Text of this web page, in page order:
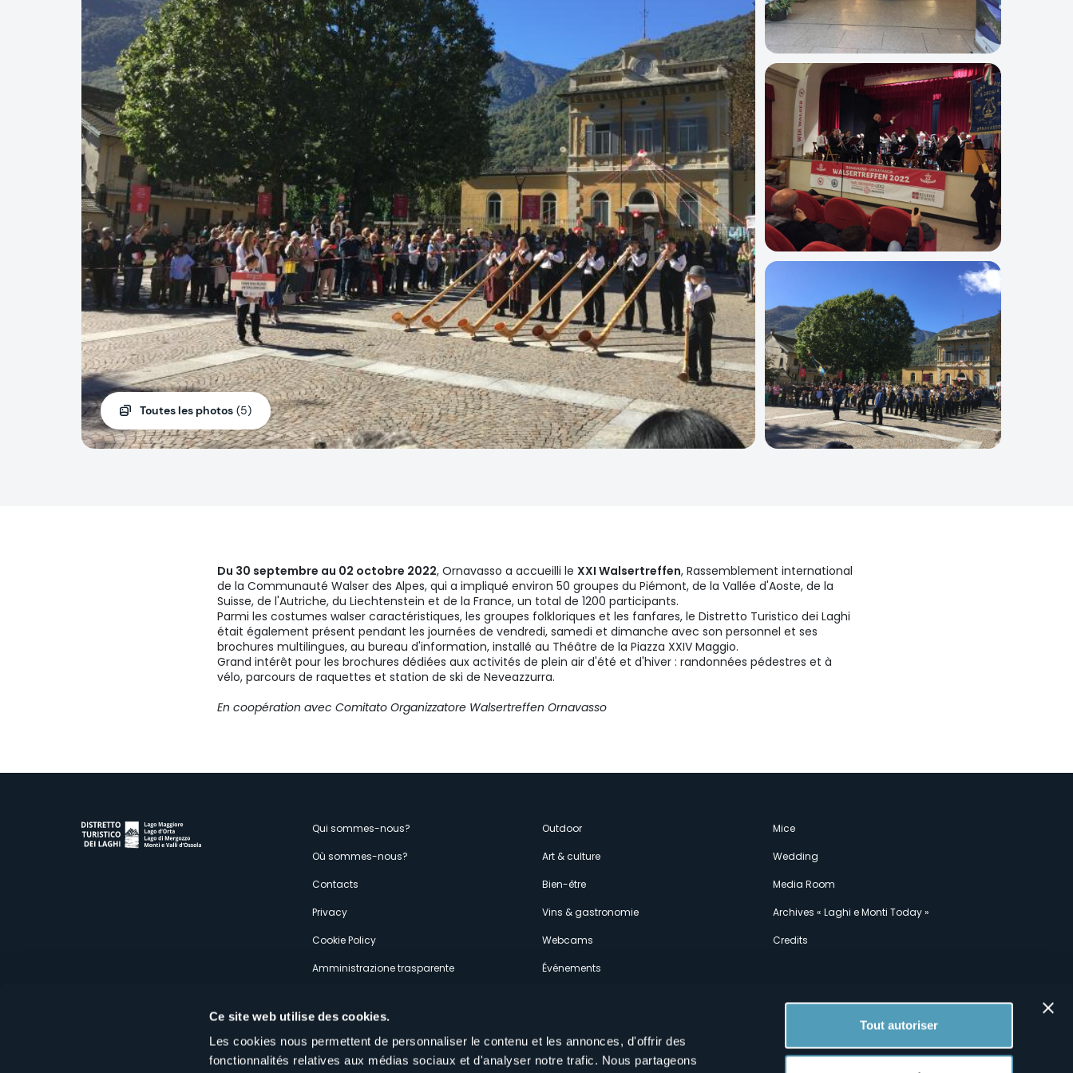
Ce site web utilise des cookies.
Les cookies nous permettent de personnaliser le contenu et les annonces, d'offrir des
fonctionnalités relatives aux médias sociaux et d'analyser notre trafic. Nous partageons
Tout autoriser
Toutes les photos (5)
Du 30 septembre au 02 octobre 2022, Ornavasso a accueilli le XXI Walsertreffen, Rassemblement international
de la Communauté Walser des Alpes, qui a impliqué environ 50 groupes du Piémont, de la Vallée d'Aoste, de la
Suisse, de l'Autriche, du Liechtenstein et de la France, un total de 1200 participants.
Parmi les costumes walser caractéristiques, les groupes folkloriques et les fanfares, le Distretto Turistico dei Laghi
était également présent pendant les journées de vendredi, samedi et dimanche avec son personnel et ses
brochures multilingues, au bureau d'information, installé au Théâtre de la Piazza XXIV Maggio.
Grand intérêt pour les brochures dédiées aux activités de plein air d'été et d'hiver : randonnées pédestres et à
vélo, parcours de raquettes et station de ski de Neveazzurra.
En coopération avec Comitato Organizzatore Walsertreffen Ornavasso
Menù
secondario
Qui sommes-nous?
Où sommes-nous?
Contacts
Privacy
Cookie Policy
Amministrazione trasparente
Outdoor
Art & culture
Bien-être
Vins & gastronomie
Webcams
Événements
Mice
Wedding
Media Room
Archives « Laghi e Monti Today »
Credits